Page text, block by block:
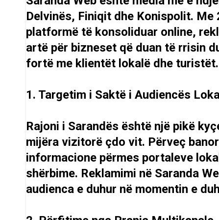
Delvinës, Finiqit dhe Konispolit.
platformë të konsoliduar online,
artë për bizneset që duan të rrisin
fortë me klientët lokalë dhe turistët.
1. Targetim i Saktë i Audiencës
Rajoni i Sarandës është një pikë
mijëra vizitorë çdo vit. Përveç
informacione përmes portaleve
shërbime. Reklamimi në Saranda
audienca e duhur në momentin e